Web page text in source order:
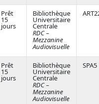
Prêt
15
jours
Bibliothèque
Universitaire
Centrale
RDC –
Mezzanine
Audiovisuelle
Prêt
15
jours
Bibliothèque
Universitaire
Centrale
RDC –
Mezzanine
Audiovisuelle
SPA5